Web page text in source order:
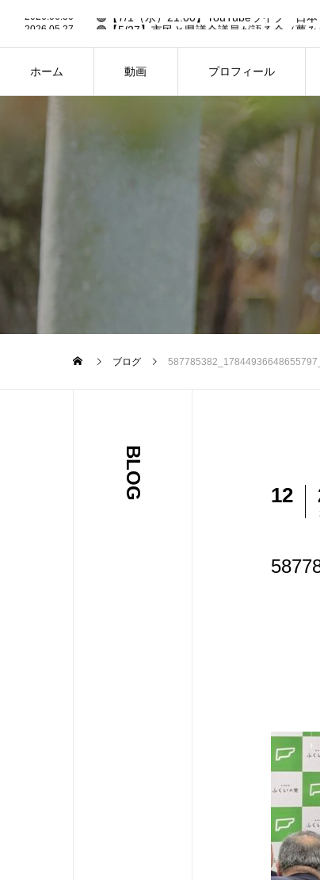
ホーム
動画
プロフィール
2026.05.27 🟢【5/27】市民と県議会議員が語る会（夢
2026.03.13 🟢26年2月県議会・予算決算特別委員会の予
2026.06.30
ブログ
BLOG 12